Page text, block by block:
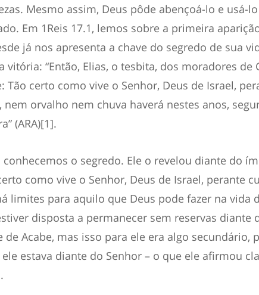
Mesmo assim, Deus pôde abençoá-lo e usá-
Em 1Reis 17.1, lemos sobre a primeira
já nos apresenta a chave do segredo de sua
vitória: “Então, Elias, o tesbita, dos moradores de
Tão certo como vive o Senhor, Deus de Israel,
nem orvalho nem chuva haverá nestes anos,
(ARA)[1].
conhecemos o segredo. Ele o revelou diante do
como vive o Senhor, Deus de Israel, perante
limites para aquilo que Deus pode fazer na vida
disposta a permanecer sem reservas diante
de Acabe, mas isso para ele era algo secundário,
ele estava diante do Senhor – o que ele afirmou